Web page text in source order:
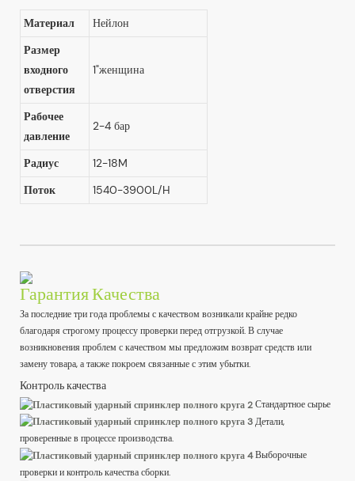
Материал
Нейлон
Размер
входного
отверстия
1"женщина
Рабочее
давление
2-4 бар
Радиус
12-18M
Поток
1540-3900L/H
Гарантия Качества
За последние три года проблемы с качеством возникали крайне редко
благодаря строгому процессу проверки перед отгрузкой. В случае
возникновения проблем с качеством мы предложим возврат средств или
замену товара, а также покроем связанные с этим убытки.
Контроль качества
Стандартное сырье
Детали,
проверенные в процессе производства.
Выборочные
проверки и контроль качества сборки.